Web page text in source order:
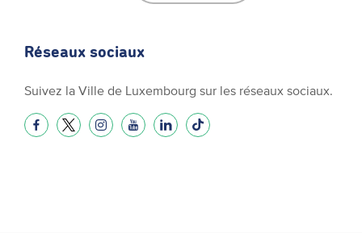
Réseaux sociaux
Suivez la Ville de Luxembourg sur les réseaux sociaux.